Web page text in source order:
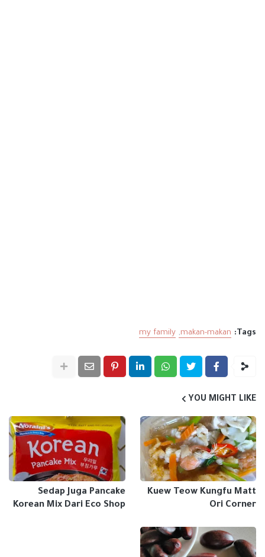
Tags:
makan-makan
my family
YOU MIGHT LIKE
Kuew Teow Kungfu Matt
Ori Corner
Sedap Juga Pancake
Korean Mix Dari Eco Shop